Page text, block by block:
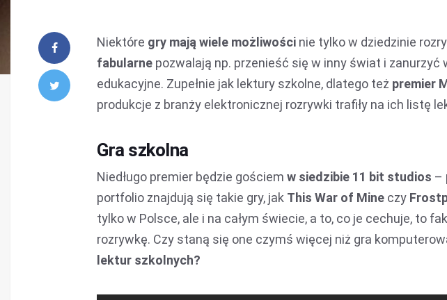
Niektóre gry mają wiele możliwości nie tylko w dziedzinie
fabularne pozwalają np. przenieść się w inny świat i zanurzyć
edukacyjne. Zupełnie jak lektury szkolne, dlatego też premier
produkcje z branży elektronicznej rozrywki trafiły na ich listę
Gra szkolna
Niedługo premier będzie gościem w siedzibie 11 bit studios –
portfolio znajdują się takie gry, jak This War of Mine czy
tylko w Polsce, ale i na całym świecie, a to, co je cechuje, to
rozrywkę. Czy staną się one czymś więcej niż gra
lektur szkolnych?